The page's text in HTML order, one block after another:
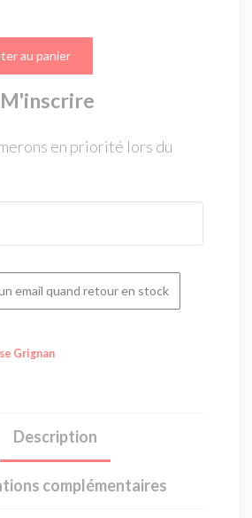
au panier
M'inscrire
en priorité lors du
email quand retour en stock
Grignan
Description
complémentaires